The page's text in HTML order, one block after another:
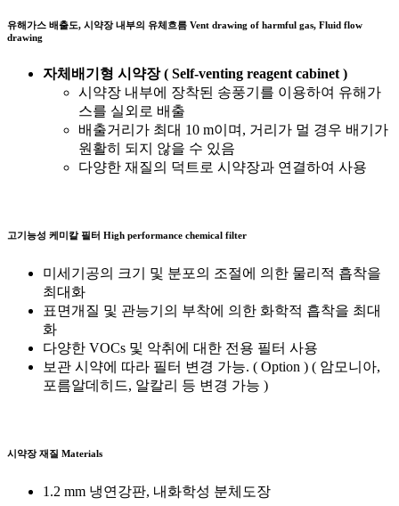
유해가스 배출도, 시약장 내부의 유체흐름 Vent drawing of harmful gas, Fluid flow
drawing
자체배기형 시약장 ( Self-venting reagent cabinet )
시약장 내부에 장착된 송풍기를 이용하여 유해가
스를 실외로 배출
배출거리가 최대 10 m이며, 거리가 멀 경우 배기가
원활히 되지 않을 수 있음
다양한 재질의 덕트로 시약장과 연결하여 사용
고기능성 케미칼 필터 High performance chemical filter
미세기공의 크기 및 분포의 조절에 의한 물리적 흡착을
최대화
표면개질 및 관능기의 부착에 의한 화학적 흡착을 최대
화
다양한 VOCs 및 악취에 대한 전용 필터 사용
보관 시약에 따라 필터 변경 가능. ( Option ) ( 암모니아,
포름알데히드, 알칼리 등 변경 가능 )
시약장 재질 Materials
1.2 mm 냉연강판, 내화학성 분체도장